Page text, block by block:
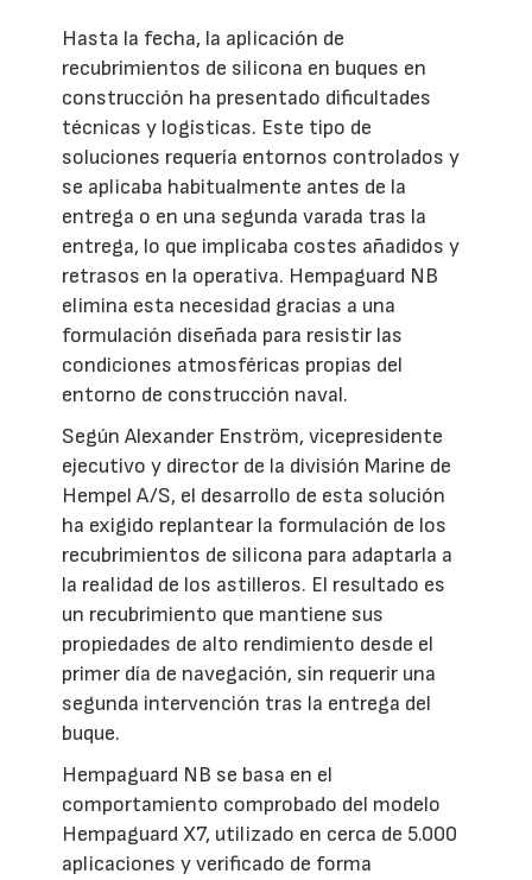
Hasta la fecha, la aplicación de
recubrimientos de silicona en buques en
construcción ha presentado dificultades
técnicas y logísticas. Este tipo de
soluciones requería entornos controlados y
se aplicaba habitualmente antes de la
entrega o en una segunda varada tras la
entrega, lo que implicaba costes añadidos y
retrasos en la operativa. Hempaguard NB
elimina esta necesidad gracias a una
formulación diseñada para resistir las
condiciones atmosféricas propias del
entorno de construcción naval.
Según Alexander Enström, vicepresidente
ejecutivo y director de la división Marine de
Hempel A/S, el desarrollo de esta solución
ha exigido replantear la formulación de los
recubrimientos de silicona para adaptarla a
la realidad de los astilleros. El resultado es
un recubrimiento que mantiene sus
propiedades de alto rendimiento desde el
primer día de navegación, sin requerir una
segunda intervención tras la entrega del
buque.
Hempaguard NB se basa en el
comportamiento comprobado del modelo
Hempaguard X7, utilizado en cerca de 5.000
aplicaciones y verificado de forma